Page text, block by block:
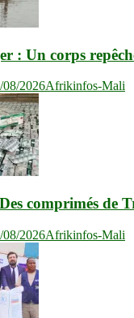
: Un corps
08/2026Afrikinfos-Mali
comprimés de
08/2026Afrikinfos-Mali